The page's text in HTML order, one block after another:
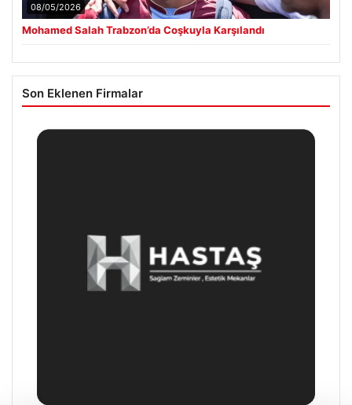
08/05/2026
Mohamed Salah Trabzon’da Coşkuyla Karşılandı
Son Eklenen Firmalar